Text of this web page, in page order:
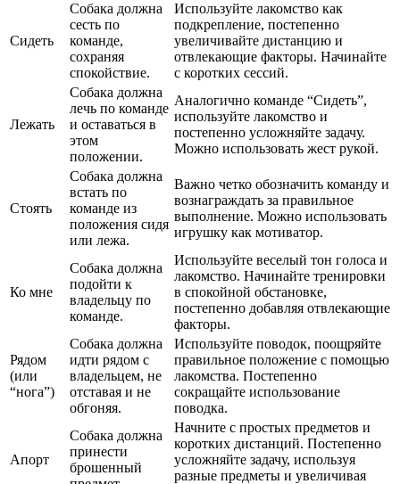
Сидеть
Собака должна
сесть по
команде,
сохраняя
спокойствие.
Используйте лакомство как
подкрепление, постепенно
увеличивайте дистанцию и
отвлекающие факторы. Начинайте
с коротких сессий.
Лежать
Собака должна
лечь по команде
и оставаться в
этом
положении.
Аналогично команде “Сидеть”,
используйте лакомство и
постепенно усложняйте задачу.
Можно использовать жест рукой.
Стоять
Собака должна
встать по
команде из
положения сидя
или лежа.
Важно четко обозначить команду и
вознаграждать за правильное
выполнение. Можно использовать
игрушку как мотиватор.
Ко мне
Собака должна
подойти к
владельцу по
команде.
Используйте веселый тон голоса и
лакомство. Начинайте тренировки
в спокойной обстановке,
постепенно добавляя отвлекающие
факторы.
Рядом
(или
“нога”)
Собака должна
идти рядом с
владельцем, не
отставая и не
обгоняя.
Используйте поводок, поощряйте
правильное положение с помощью
лакомства. Постепенно
сокращайте использование
поводка.
Апорт
Собака должна
принести
брошенный
Начните с простых предметов и
коротких дистанций. Постепенно
усложняйте задачу, используя
разные предметы и увеличивая